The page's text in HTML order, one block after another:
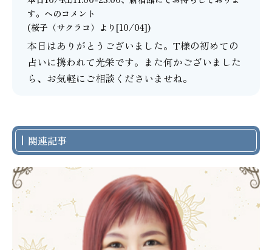
す。 へのコメント
(桜子（サクラコ） より[10/04])
本日はありがとうございました。T様の初めての
占いに携われて光栄です。また何かございました
ら、お気軽にご相談くださいませね。
関連記事